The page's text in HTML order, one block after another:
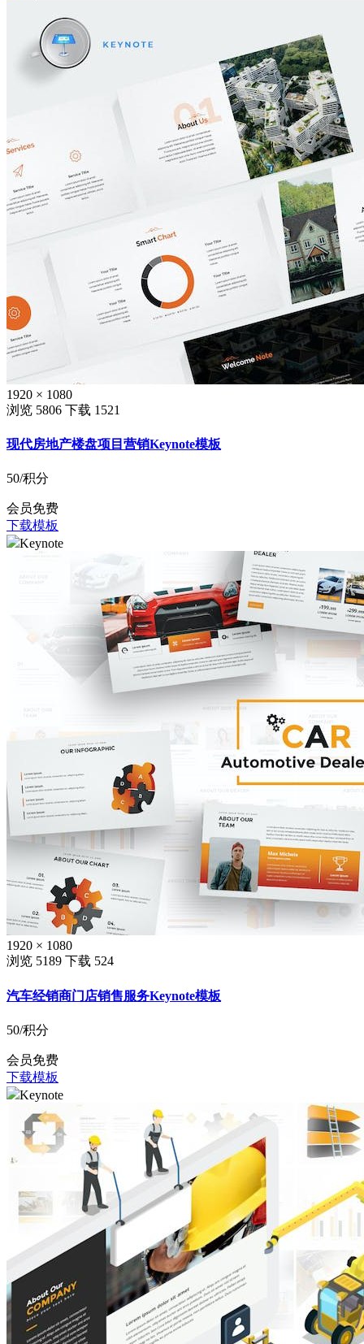
1920 × 1080
浏览 5806 下载 1521
现代房地产楼盘项目营销Keynote模板
50/积分
会员免费
下载模板
Keynote
1920 × 1080
浏览 5189 下载 524
汽车经销商门店销售服务Keynote模板
50/积分
会员免费
下载模板
Keynote